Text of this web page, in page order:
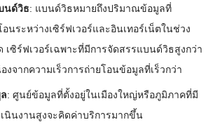
นด์วิธ: แบนด์วิธหมายถึงปริมาณข้อมูลที่
นระหว่างเซิร์ฟเวอร์และอินเทอร์เน็ตในช่วง
เซิร์ฟเวอร์เฉพาะที่มีการจัดสรรแบนด์วิธสูงกว่า
งจากความเร็วการถ่ายโอนข้อมูลที่เร็วกว่า
: ศูนย์ข้อมูลที่ตั้งอยู่ในเมืองใหญ่หรือภูมิภาคที่มี
นินงานสูงจะคิดค่าบริการมากขึ้น